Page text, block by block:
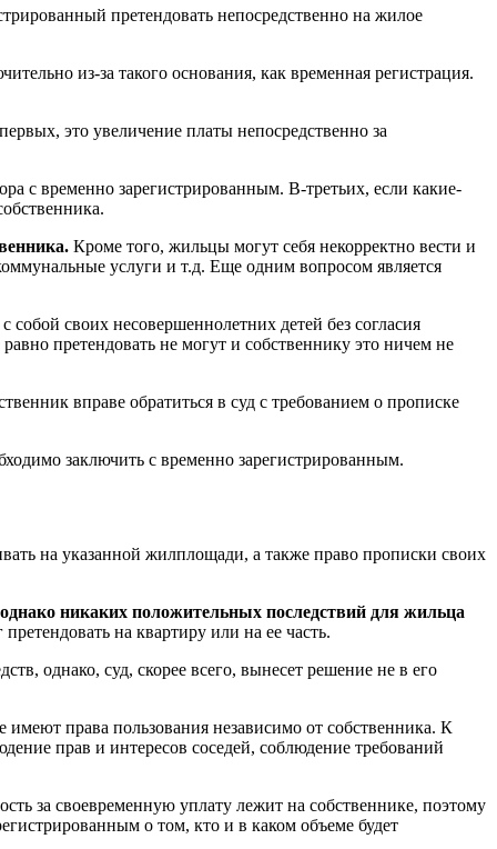
претендовать непосредственно на жилое
из-за такого основания, как временная регистрация.
это увеличение платы непосредственно за
с временно зарегистрированным. В-третьих, если какие-
Кроме того, жильцы могут себя некорректно вести и
услуги и т.д. Еще одним вопросом является
своих несовершеннолетних детей без согласия
претендовать не могут и собственнику это ничем не
вправе обратиться в суд с требованием о прописке
заключить с временно зарегистрированным.
на указанной жилплощади, а также право прописки своих
никаких положительных последствий для жильца
на квартиру или на ее часть.
однако, суд, скорее всего, вынесет решение не в его
права пользования независимо от собственника. К
прав и интересов соседей, соблюдение требований
за своевременную уплату лежит на собственнике, поэтому
о том, кто и в каком объеме будет